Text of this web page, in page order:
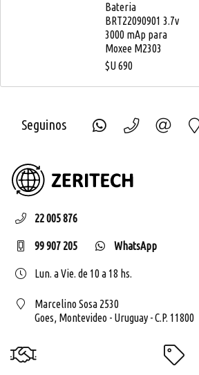
Bateria
BRT22090901 3.7v
3000 mAp para
Moxee M2303
$U690
Seguinos
22 005 876
99 907 205 WhatsApp
Lun. a Vie. de 10 a 18 hs.
Marcelino Sosa 2530
Goes, Montevideo - Uruguay - C.P. 11800